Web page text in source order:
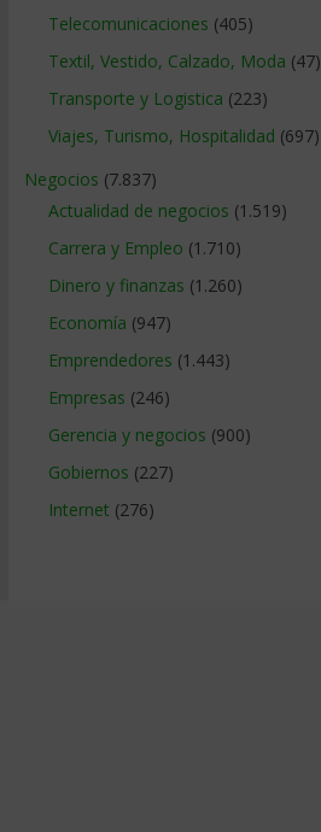
Telecomunicaciones (405)
Textil, Vestido, Calzado, Moda (47)
Transporte y Logistica (223)
Viajes, Turismo, Hospitalidad (697)
Negocios (7.837)
Actualidad de negocios (1.519)
Carrera y Empleo (1.710)
Dinero y finanzas (1.260)
Economía (947)
Emprendedores (1.443)
Empresas (246)
Gerencia y negocios (900)
Gobiernos (227)
Internet (276)